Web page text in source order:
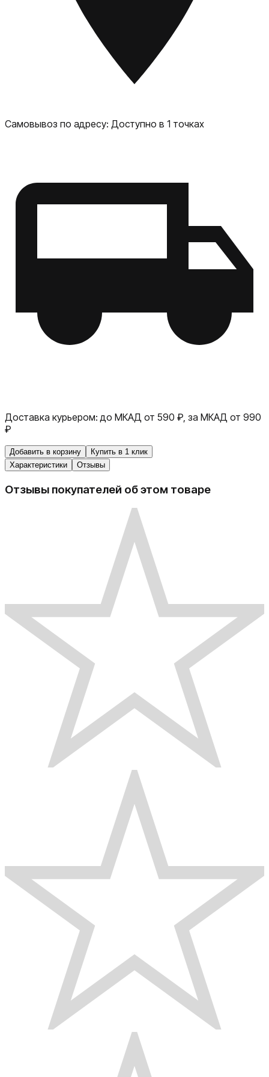
Самовывоз по адресу: Доступно в 1 точках
Доставка курьером: до МКАД от 590 ₽, за МКАД от 990
₽
Добавить в корзину
Купить в 1 клик
Характеристики
Отзывы
Отзывы покупателей об этом товаре